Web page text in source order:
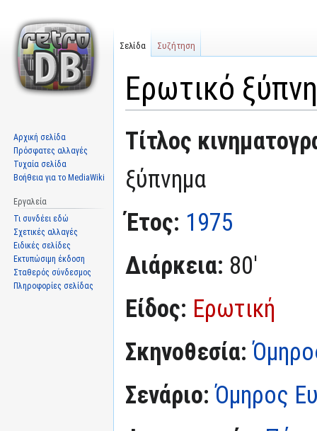
Ερωτικό
Μετάβαση
στην
Πήδηση
στην
Τίτλος
ξύπνημα
Έτος: 1975
Διάρκεια: 80'
Είδος: Ερωτική
Σκηνοθεσία:
Σενάριο: Όμηρος
Σελίδα Συζήτηση
Αρχική σελίδα
Πρόσφατες αλλαγές
Τυχαία σελίδα
Βοήθεια για το MediaWiki
Εργαλεία
Τι συνδέει εδώ
Σχετικές αλλαγές
Ειδικές σελίδες
Εκτυπώσιμη έκδοση
Σταθερός σύνδεσμος
Πληροφορίες σελίδας